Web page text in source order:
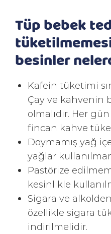
Tüp bebek
besinler
Kafein tüketimi
Çay ve kahvenin
olmalıdır. Her
fincan kahve
Doymamış yağ
yağlar
Pastörize
kesinlikle
Sigara ve
özellikle sigara
indirilmelidir.